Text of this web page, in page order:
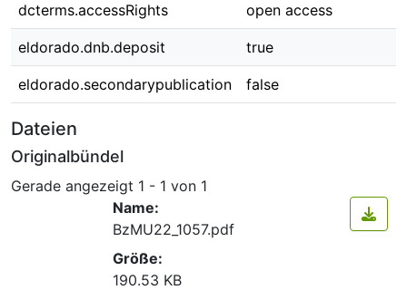
dcterms.accessRights open access
eldorado.dnb.deposit true
eldorado.secondarypublication false
Dateien
Originalbündel
Gerade angezeigt 1 - 1 von 1
Name:
BzMU22_1057.pdf
Größe:
190.53 KB